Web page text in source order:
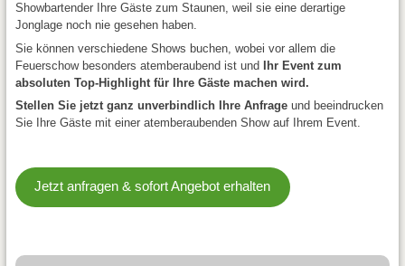
Showbartender Ihre Gäste zum Staunen, weil sie eine derartige
Jonglage noch nie gesehen haben.
Sie können verschiedene Shows buchen, wobei vor allem die
Feuerschow besonders atemberaubend ist und Ihr Event zum
absoluten Top-Highlight für Ihre Gäste machen wird.
Stellen Sie jetzt ganz unverbindlich Ihre Anfrageund beeindrucken
Sie Ihre Gäste mit einer atemberaubenden Show auf Ihrem Event.
Jetzt anfragen & sofort Angebot erhalten